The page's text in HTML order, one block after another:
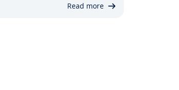
Read more